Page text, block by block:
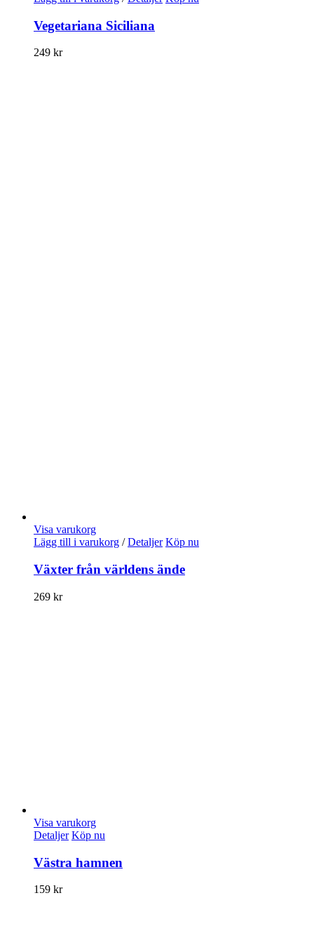
Vegetariana Siciliana
249 kr
Visa varukorg
Lägg till i varukorg / Detaljer Köp nu
Växter från världens ände
269 kr
Visa varukorg
Detaljer Köp nu
Västra hamnen
159 kr